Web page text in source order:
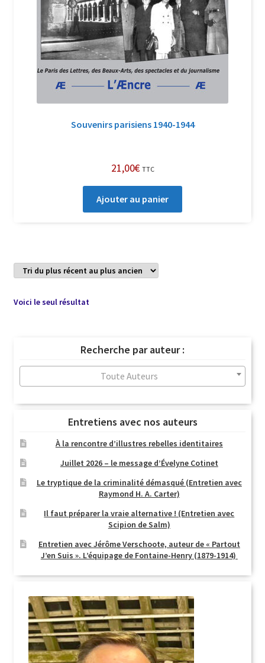
Soutien à Philippe Randa
Suivi de la Commande
Souvenirs parisiens 1940-1944
21,00€ TTC
Ajouter au panier
Voici le seul résultat
Recherche par auteur :
Toute Auteurs
Entretiens avec nos auteurs
À la rencontre d’illustres rebelles identitaires
Juillet 2026 – le message d’Évelyne Cotinet
Le tryptique de la criminalité démasqué (Entretien avec
Raymond H. A. Carter)
Il faut préparer la vraie alternative ! (Entretien avec
Scipion de Salm)
Entretien avec Jérôme Verschoote, auteur de « Partout
J’en Suis ». L’équipage de Fontaine-Henry (1879-1914)